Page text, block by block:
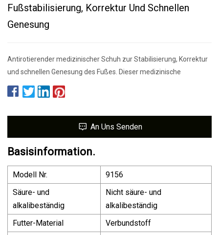
Fußstabilisierung, Korrektur Und Schnellen
Genesung
Antirotierender medizinischer Schuh zur Stabilisierung, Korrektur
und schnellen Genesung des Fußes. Dieser medizinische
An Uns Senden
Basisinformation.
Modell Nr.
9156
Säure- und
alkalibeständig
Nicht säure- und
alkalibeständig
Futter-Material
Verbundstoff